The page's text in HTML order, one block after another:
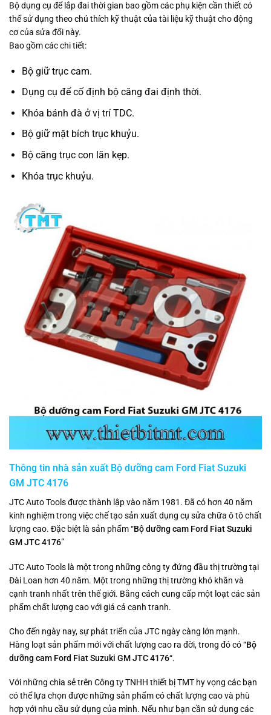
Bộ dụng cụ để lắp đai thời gian bao gồm các phụ kiện cần thiết có
thể sử dụng theo chú thích kỹ thuật của tài liệu kỹ thuật cho động
cơ của sửa đổi này.
Bao gồm các chi tiết:
Bộ giữ trục cam.
Dụng cụ để cố định bộ căng đai định thời.
Khóa bánh đà ở vị trí TDC.
Bộ giữ mặt bích trục khuỷu.
Bộ căng trục con lăn kẹp.
Khóa trục khuỷu.
Thông tin nhà sản xuất Bộ dưỡng cam Ford Fiat Suzuki
GM JTC 4176
JTC Auto Tools được thành lập vào năm 1981. Đã có hơn 40 năm
kinh nghiệm trong việc chế tạo sản xuất dụng cụ sửa chữa ô tô chất
lượng cao. Đặc biệt là sản phẩm “Bộ dưỡng cam Ford Fiat Suzuki
GM JTC 4176”
JTC Auto Tools là một trong những công ty đứng đầu thị trường tại
Đài Loan hơn 40 năm. Một trong những thị trường khó khăn và
cạnh tranh nhất trên thế giới. Bằng cách cung cấp một loạt các sản
phẩm chất lượng cao với giá cả cạnh tranh.
Cho đến ngày nay, sự phát triển của JTC ngày càng lớn mạnh.
Hàng loạt sản phẩm mới với chất lượng cao ra đời, trong đó có “Bộ
dưỡng cam Ford Fiat Suzuki GM JTC 4176“.
Với những chia sẻ trên Công ty TNHH thiết bị TMT hy vọng các bạn
có thể lựa chọn được những sản phẩm có chất lượng cao và phù
hợp với nhu cầu sử dụng của mình. Nếu như bạn cần sử dụng các